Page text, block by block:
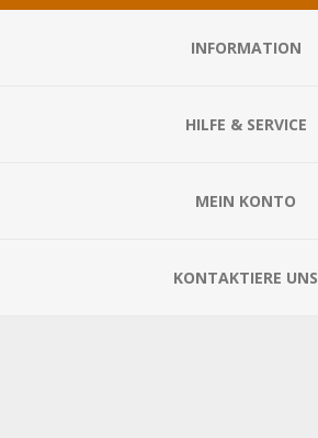
INFORMATION
HILFE & SERVICE
MEIN KONTO
KONTAKTIERE UNS